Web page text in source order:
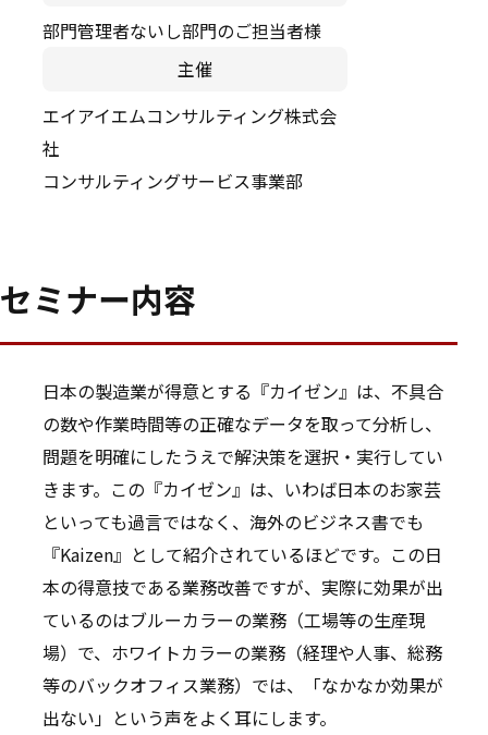
部門管理者ないし部門のご担当者様
主催
エイアイエムコンサルティング株式会
社
コンサルティングサービス事業部
セミナー内容
日本の製造業が得意とする『カイゼン』は、不具合
の数や作業時間等の正確なデータを取って分析し、
問題を明確にしたうえで解決策を選択・実行してい
きます。この『カイゼン』は、いわば日本のお家芸
といっても過言ではなく、海外のビジネス書でも
『Kaizen』として紹介されているほどです。この日
本の得意技である業務改善ですが、実際に効果が出
ているのはブルーカラーの業務（工場等の生産現
場）で、ホワイトカラーの業務（経理や人事、総務
等のバックオフィス業務）では、「なかなか効果が
出ない」という声をよく耳にします。